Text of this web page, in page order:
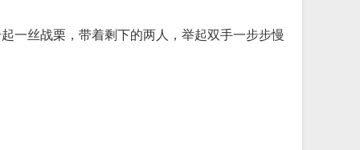
一丝战栗，带着剩下的两人，举起双手一步步慢